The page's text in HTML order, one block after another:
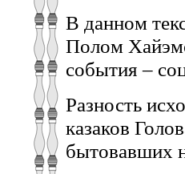
В данном
Полом
события –
Разность
казаков
бытовавших